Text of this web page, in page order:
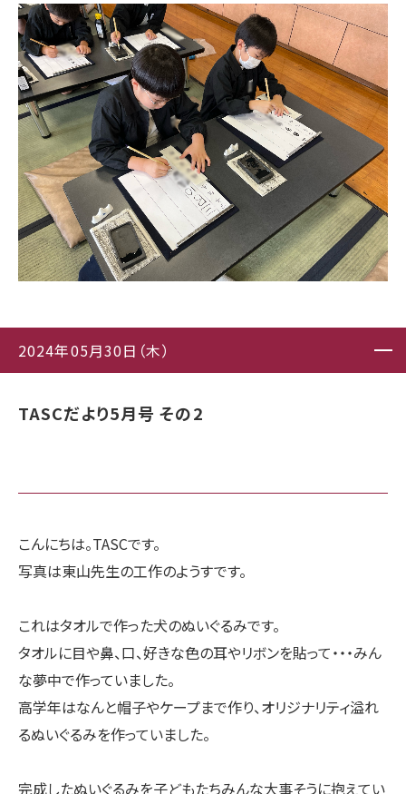
2024年05月30日（木）
TASCだより5月号 その2
こんにちは。TASCです。
写真は東山先生の工作のようすです。
これはタオルで作った犬のぬいぐるみです。
タオルに目や鼻、口、好きな色の耳やリボンを貼って・・・みん
な夢中で作っていました。
高学年はなんと帽子やケープまで作り、オリジナリティ溢れ
るぬいぐるみを作っていました。
完成したぬいぐるみを子どもたちみんな大事そうに抱えてい